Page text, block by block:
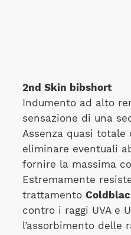
2nd Skin bibshort
Indumento ad alto
sensazione di una
Assenza quasi
eliminare eventuali
fornire la massima
Estremamente
trattamento
contro i raggi UVA e
l’assorbimento delle